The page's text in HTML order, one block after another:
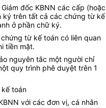
đốc KBNN các cấp (hoặc
ký trên tất cả các chứng từ kế
ở phần chữ ký.
từ kế toán có liên quan
tiền mặt.
nguyên tắc một người chỉ
quy trình phê duyệt trên 1
toán
với các đơn vị, cá nhân